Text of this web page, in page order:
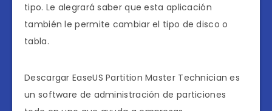
tipo. Le alegrará saber que esta aplicación
también le permite cambiar el tipo de disco o
tabla.
Descargar EaseUS Partition Master Technician es
un software de administración de particiones